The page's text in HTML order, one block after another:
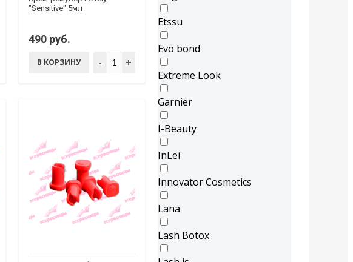
Etssu
Evo bond
Extreme Look
Garnier
I-Beauty
InLei
Innovator Cosmetics
Lana
Lash Botox
"Sensitive" 5мл
490 руб.
- +
В КОРЗИНУ